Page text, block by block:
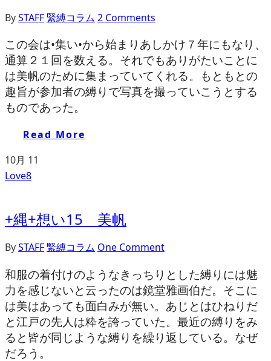
BySTAFF 緊縛コラム 2 Comments
この会は•集い•から始まりあしかけ７年にもなり、
通算２１回を数える。それでもありがたいことに
は美帆のために集まっていてくれる。もともとの
趣旨が参加者の縛りで写真を撮っていこうとする
ものであった。
Read More
10月 11
Love8
+縄+想い15 美帆
BySTAFF 緊縛コラム One Comment
和服の着付けのようなきっちりとした縛りには魅
力を感じないと云ったのは鏡堂雅画伯だ。そこに
は美はあっても面白みが無い。あじとはひねりだ
と江戸の先人は粋を誇っていた。最近の縛りをみ
ると皆が同じような縛りを繰り返している。なぜ
だろう。